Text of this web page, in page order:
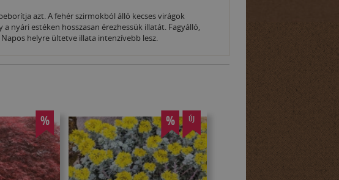
azt. A fehér szirmokból álló kecses virágok
nyári estéken hosszasan érezhessük illatát. Fagyálló,
helyre ültetve illata intenzívebb lesz.
% % ÚJ